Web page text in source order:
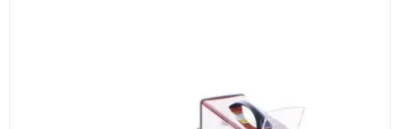
стоимость поставки и предложить удобный вариант